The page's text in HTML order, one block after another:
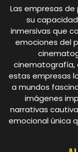
Las empresas
su
inmersivas que
emociones del
cinematografía,
estas empresas
a mundos
imágenes
narrativas
emocional única